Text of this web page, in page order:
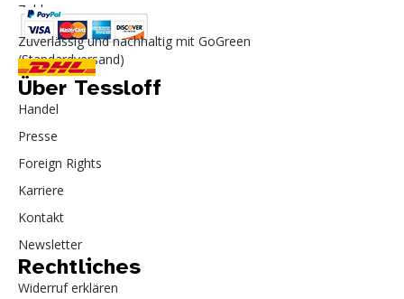
Zahlung
Zuverlässig und nachhaltig mit GoGreen
(Standardversand)
Über Tessloff
Handel
Presse
Foreign Rights
Karriere
Kontakt
Newsletter
Rechtliches
Widerruf erklären